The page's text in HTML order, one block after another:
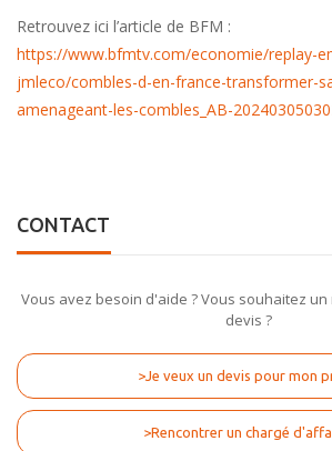
Retrouvez ici l’article de BFM :
https://www.bfmtv.com/economie/replay-
jmleco/combles-d-en-france-transformer-
amenageant-les-combles_AB-
CONTACT
Vous avez besoin d'aide ? Vous souhaitez
devis ?
>Je veux un devis pour mon
>Rencontrer un chargé